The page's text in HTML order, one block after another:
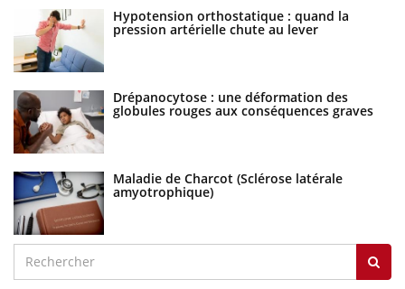
Hypotension orthostatique : quand la
pression artérielle chute au lever
Drépanocytose : une déformation des
globules rouges aux conséquences graves
Maladie de Charcot (Sclérose latérale
amyotrophique)